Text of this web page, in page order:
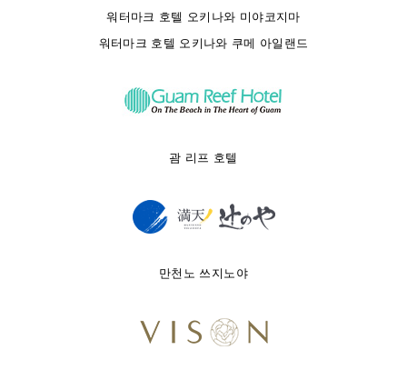
워터마크 호텔 오키나와 미야코지마
워터마크 호텔 오키나와 쿠메 아일랜드
괌 리프 호텔
만천노 쓰지노야